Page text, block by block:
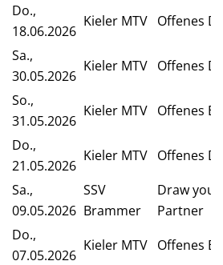
Do.,
18.06.2026
Kieler MTV Offenes
Sa.,
30.05.2026
Kieler MTV Offenes
So.,
31.05.2026
Kieler MTV Offenes
Do.,
21.05.2026
Kieler MTV Offenes
Sa.,
09.05.2026
SSV
Brammer
Draw your
Partner
Do.,
07.05.2026
Kieler MTV Offenes